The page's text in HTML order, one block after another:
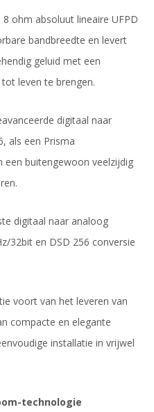
ohm absoluut lineaire UFPD
bandbreedte en levert
geluid met een
leven te brengen.
digitaal naar
als een Prisma
een buitengewoon veelzijdig
digitaal naar analoog
32bit en DSD 256 conversie
voort van het leveren van
compacte en elegante
installatie in vrijwel
technologie